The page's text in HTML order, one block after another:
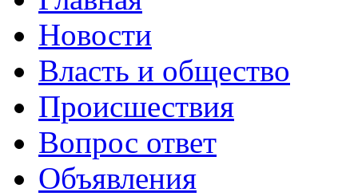
Новости
Власть и общество
Происшествия
Вопрос ответ
Объявления